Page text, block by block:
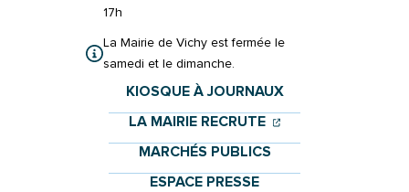
17h
La Mairie de Vichy est fermée le
samedi et le dimanche.
KIOSQUE À JOURNAUX
LA MAIRIE RECRUTE (OUVERTURE
(OUVERTURE
MARCHÉS PUBLICS
ESPACE PRESSE